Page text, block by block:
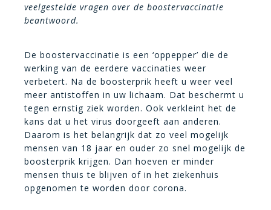
veelgestelde vragen over de boostervaccinatie
beantwoord.
De boostervaccinatie is een ‘oppepper’ die de
werking van de eerdere vaccinaties weer
verbetert. Na de boosterprik heeft u weer veel
meer antistoffen in uw lichaam. Dat beschermt u
tegen ernstig ziek worden. Ook verkleint het de
kans dat u het virus doorgeeft aan anderen.
Daarom is het belangrijk dat zo veel mogelijk
mensen van 18 jaar en ouder zo snel mogelijk de
boosterprik krijgen. Dan hoeven er minder
mensen thuis te blijven of in het ziekenhuis
opgenomen te worden door corona.